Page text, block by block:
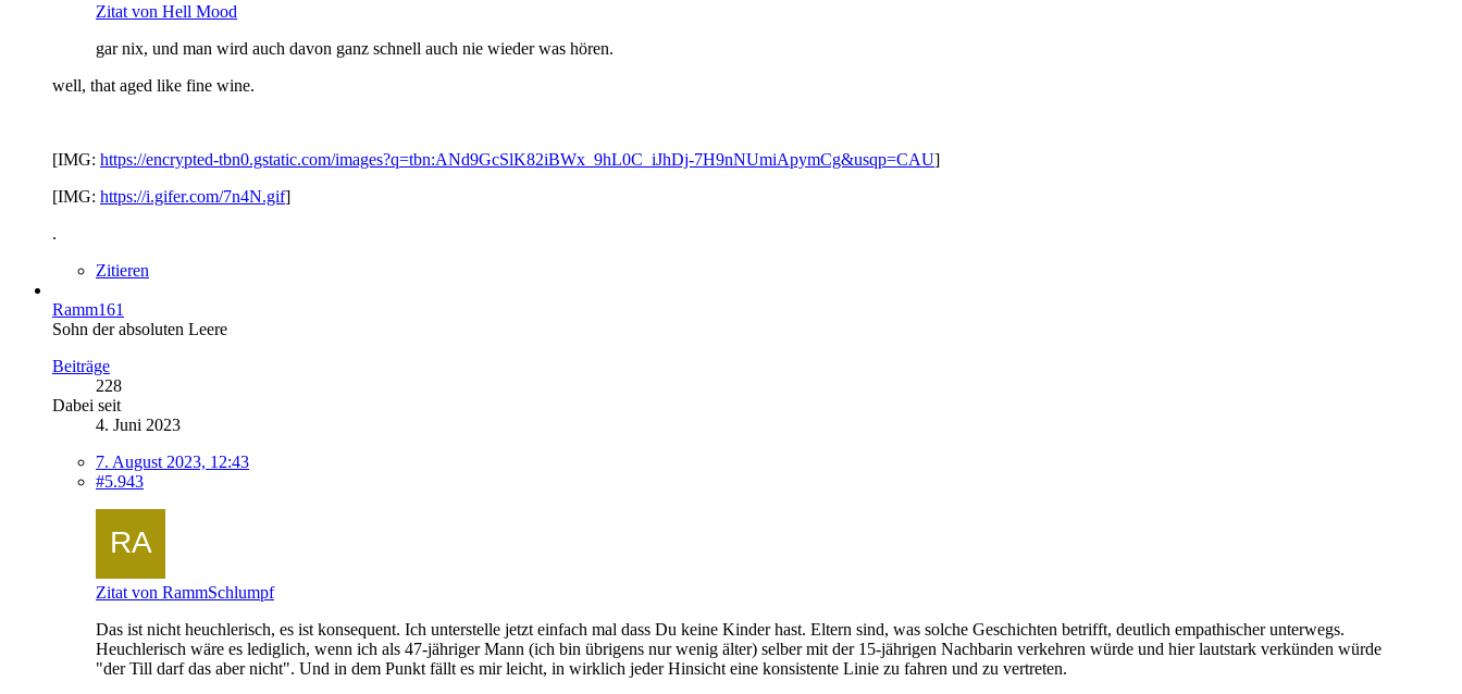
Zitat von Hell Mood
gar nix, und man wird auch davon ganz schnell auch nie wieder was hören.
well, that aged like fine wine.
[IMG: https://encrypted-tbn0.gstatic.com/images?q=tbn:ANd9GcSlK82iBWx_9hL0C_iJhDj-7H9nNUmiApymCg&usqp=CAU]
[IMG: https://i.gifer.com/7n4N.gif]
.
Zitieren
Ramm161
Sohn der absoluten Leere
Beiträge
228
Dabei seit
4. Juni 2023
7. August 2023, 12:43
#5.943
Zitat von RammSchlumpf
Das ist nicht heuchlerisch, es ist konsequent. Ich unterstelle jetzt einfach mal dass Du keine Kinder hast. Eltern sind, was solche Geschichten betrifft, deutlich empathischer unterwegs.
Heuchlerisch wäre es lediglich, wenn ich als 47-jähriger Mann (ich bin übrigens nur wenig älter) selber mit der 15-jährigen Nachbarin verkehren würde und hier lautstark verkünden würde
"der Till darf das aber nicht". Und in dem Punkt fällt es mir leicht, in wirklich jeder Hinsicht eine konsistente Linie zu fahren und zu vertreten.